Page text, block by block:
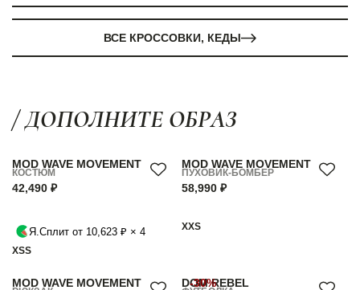
ВСЕ КРОССОВКИ, КЕДЫ
/ ДОПОЛНИТЕ ОБРАЗ
MOD WAVE MOVEMENT
КОСТЮМ
42,490 ₽
Я.Сплит от 10,623 ₽ × 4
XSS
MOD WAVE MOVEMENT
ПУХОВИК-БОМБЕР
58,990 ₽
XXS
MOD WAVE MOVEMENT -30%
DOM REBEL